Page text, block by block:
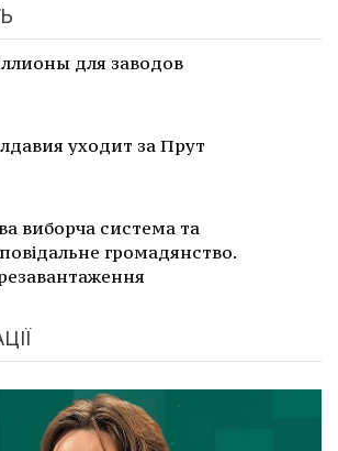
для заводов
уходит за Прут
виборча система та
громадянство.